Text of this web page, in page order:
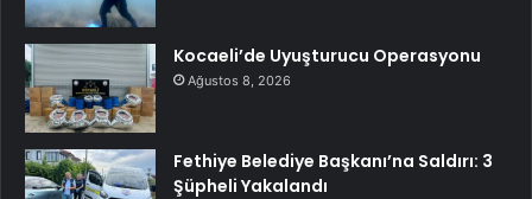
Kocaeli’de Uyuşturucu Operasyonu
Ağustos 8, 2026
Fethiye Belediye Başkanı’na Saldırı: 3
Şüpheli Yakalandı